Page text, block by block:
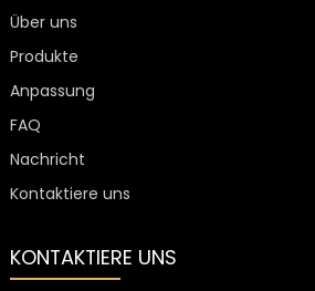
Über uns
Produkte
Anpassung
FAQ
Nachricht
Kontaktiere uns
KONTAKTIERE UNS